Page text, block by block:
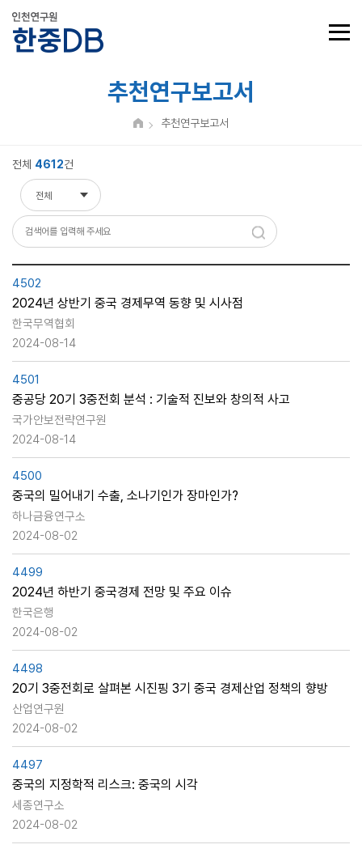
추천연구보고서
추천연구보고서
전체 4612건
전체
전체
제목
4502
2024년 상반기 중국 경제무역 동향 및 시사점
한국무역협회
2024-08-14
4501
중공당 20기 3중전회 분석 : 기술적 진보와 창의적 사고
국가안보전략연구원
2024-08-14
4500
중국의 밀어내기 수출, 소나기인가 장마인가?
하나금융연구소
2024-08-02
4499
2024년 하반기 중국경제 전망 및 주요 이슈
한국은행
2024-08-02
4498
20기 3중전회로 살펴본 시진핑 3기 중국 경제산업 정책의 향방
산업연구원
2024-08-02
4497
중국의 지정학적 리스크: 중국의 시각
세종연구소
2024-08-02